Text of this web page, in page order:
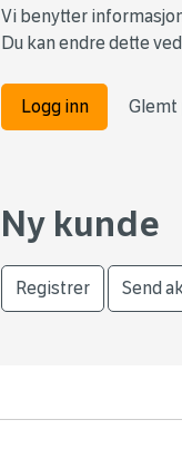
Vi benytter
Du kan endre dette
Logg inn Glemt
Ny kunde
Registrer Send